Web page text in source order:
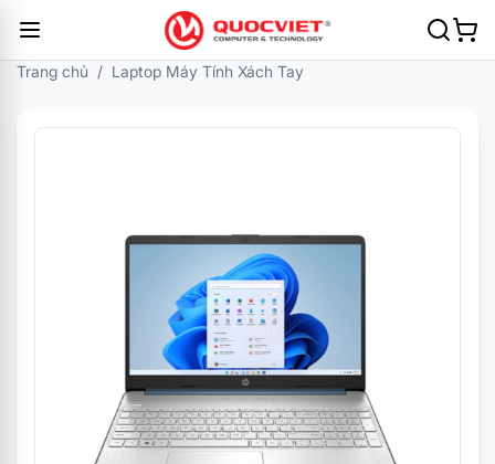
Trang chủ / Laptop Máy Tính Xách Tay